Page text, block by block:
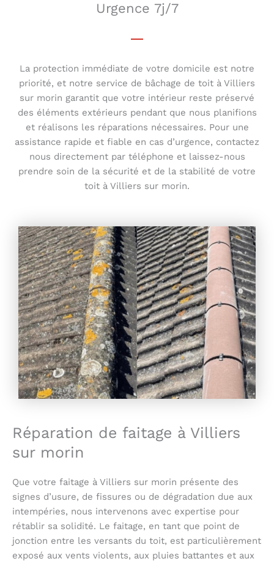
Urgence 7j/7
La protection immédiate de votre domicile est notre
priorité, et notre service de bâchage de toit à Villiers
sur morin garantit que votre intérieur reste préservé
des éléments extérieurs pendant que nous planifions
et réalisons les réparations nécessaires. Pour une
assistance rapide et fiable en cas d’urgence, contactez
nous directement par téléphone et laissez-nous
prendre soin de la sécurité et de la stabilité de votre
toit à Villiers sur morin.
Réparation de faitage à Villiers
sur morin
Que votre faitage à Villiers sur morin présente des
signes d’usure, de fissures ou de dégradation due aux
intempéries, nous intervenons avec expertise pour
rétablir sa solidité. Le faitage, en tant que point de
jonction entre les versants du toit, est particulièrement
exposé aux vents violents, aux pluies battantes et aux